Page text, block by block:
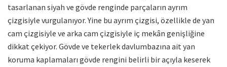
tasarlanan siyah ve gövde renginde parçaların ayrım
çizgisiyle vurgulanıyor. Yine bu ayrım çizgisi, özellikle de yan
cam çizgisiyle ve arka cam çizgisiyle iç mekân genişliğine
dikkat çekiyor. Gövde ve tekerlek davlumbazına ait yan
koruma kaplamaları gövde rengini belirli bir açıyla keserek